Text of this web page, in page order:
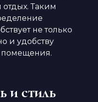
Таким
не только
и удобству
помещения.
и стиль